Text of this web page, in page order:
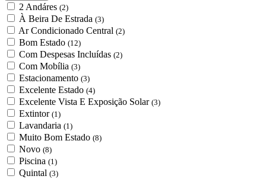
2 Andáres (2)
À Beira De Estrada (3)
Ar Condicionado Central (2)
Bom Estado (12)
Com Despesas Incluídas (2)
Com Mobília (3)
Estacionamento (3)
Excelente Estado (4)
Excelente Vista E Exposição Solar (3)
Extintor (1)
Lavandaria (1)
Muito Bom Estado (8)
Novo (8)
Piscina (1)
Quintal (3)